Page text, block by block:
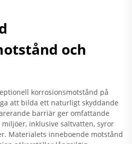
och
korrosionsmotstånd på
att bilda ett naturligt skyddande
barriär ger omfattande
inklusive saltvatten, syror
Materialets inneboende motstånd